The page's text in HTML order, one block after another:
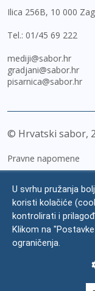
Ilica 256B, 10 000
Tel.: 01/45 69 222
mediji@sabor.hr
gradjani@sabor.hr
pisarnica@sabor.hr
© Hrvatski sabor,
Pravne napomene
Zaštita osobnih
Impressum
Česta pitanja
U svrhu pružanja
koristi kolačiće
kontrolirati i
Klikom na
ograničenja.